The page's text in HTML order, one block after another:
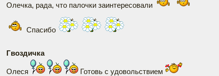
Олечка, рада, что палочки заинтересовали
Спасибо
Гвоздичка
Олеся Готовь с удовольствием